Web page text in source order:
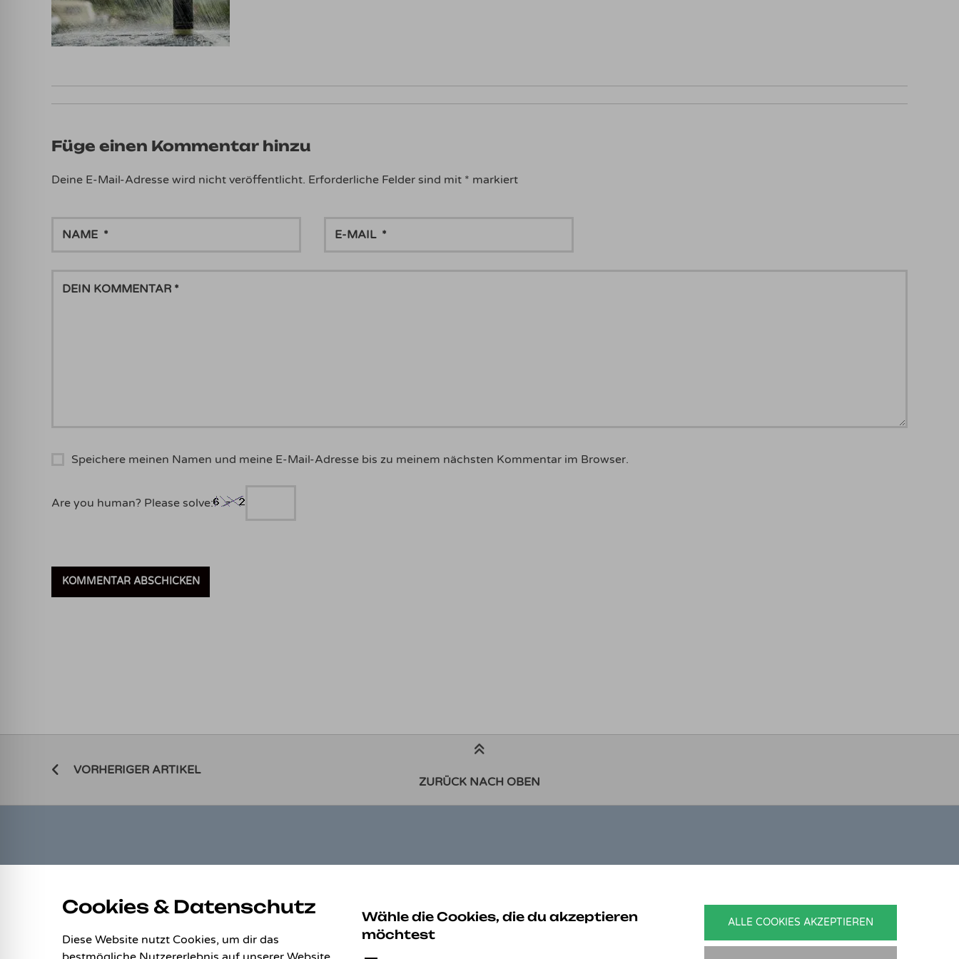
Füge einen Kommentar hinzu
Deine E-Mail-Adresse wird nicht veröffentlicht. Erforderliche Felder sind mit * markiert
MAIL
KOMMENTAR
Speichere meinen Namen und meine E-Mail-Adresse bis zu meinem nächsten Kommentar im Browser.
Are you human? Please solve:
VORHERIGER ARTIKEL
ZURÜCK NACH OBEN
Allgemeine Geschäftsbedingungen
Impressum
Benedikt Stelzner
Autopflege Stelzner
Cookies & Datenschutz
Diese Website nutzt Cookies, um dir das
Wähle die Cookies, die du akzeptieren
möchtest
ALLE COOKIES AKZEPTIEREN